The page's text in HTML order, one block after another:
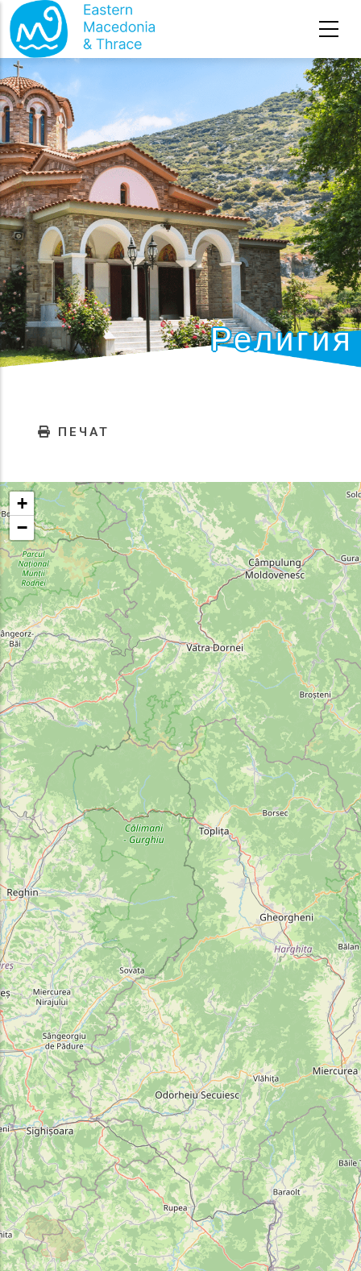
Премини към основното съдържание
Религия
ПЕЧАТ
+
−